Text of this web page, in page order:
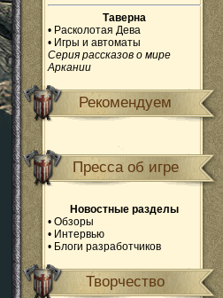
Таверна
• Расколотая Дева
• Игры и автоматы
Серия рассказов о мире
Аркании
Рекомендуем
Пресса об игре
Новостные разделы
• Обзоры
• Интервью
• Блоги разработчиков
Творчество